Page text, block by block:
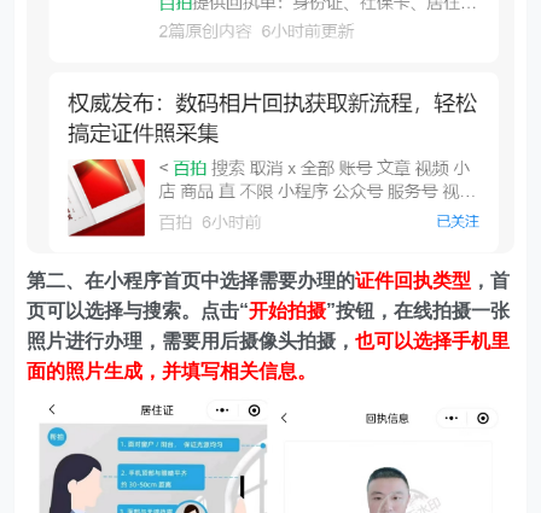
第二、在小程序首页中选择需要办理的证件回执类型 ，首
页可以选择与搜索。
点击“开始拍摄”按钮，在线拍摄一张
照片进行办理，需要用后摄像头拍摄，也可以选择手机里
面的照片生成，并填写相关信息。